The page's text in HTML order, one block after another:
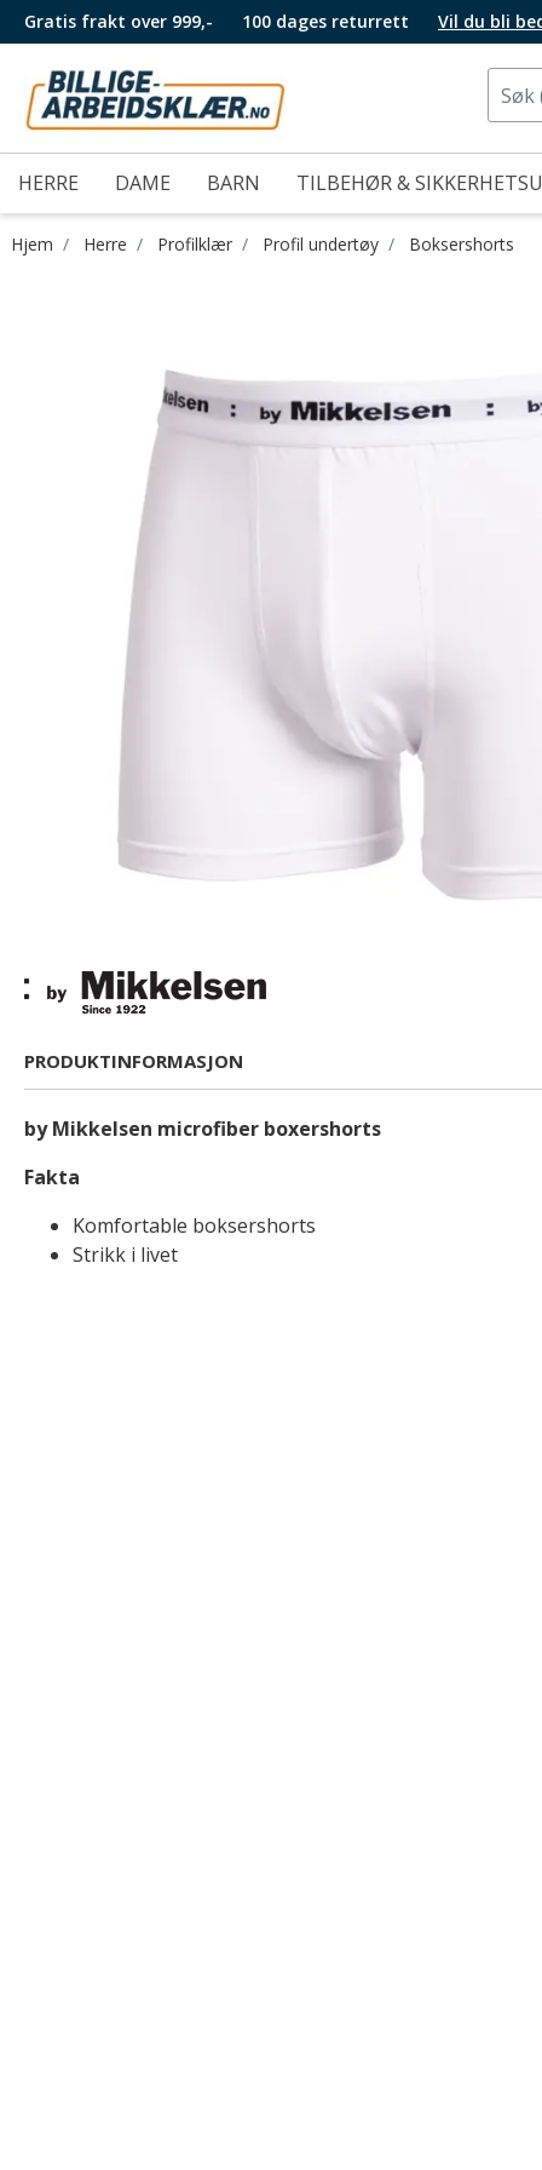
Gratis frakt over 999,- 100 dages returrett Vil du bli
HERRE DAME BARN TILBEHØR &
Hjem Herre Profilklær Profil undertøy Boksershorts
PRODUKTINFORMASJON
by Mikkelsen microfiber boxershorts
Fakta
Komfortable boksershorts
Strikk i livet